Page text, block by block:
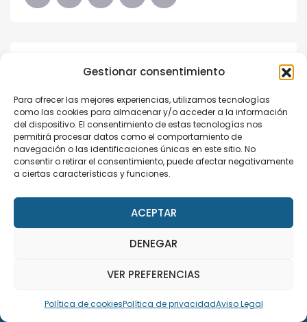
Gestionar consentimiento
Para ofrecer las mejores experiencias, utilizamos tecnologías
como las cookies para almacenar y/o acceder a la información
del dispositivo. El consentimiento de estas tecnologías nos
permitirá procesar datos como el comportamiento de
navegación o las identificaciones únicas en este sitio. No
consentir o retirar el consentimiento, puede afectar negativamente
a ciertas características y funciones.
ACEPTAR
DENEGAR
VER PREFERENCIAS
Política de cookiesPolítica de privacidadAviso Legal
Speaker Details
I Accept